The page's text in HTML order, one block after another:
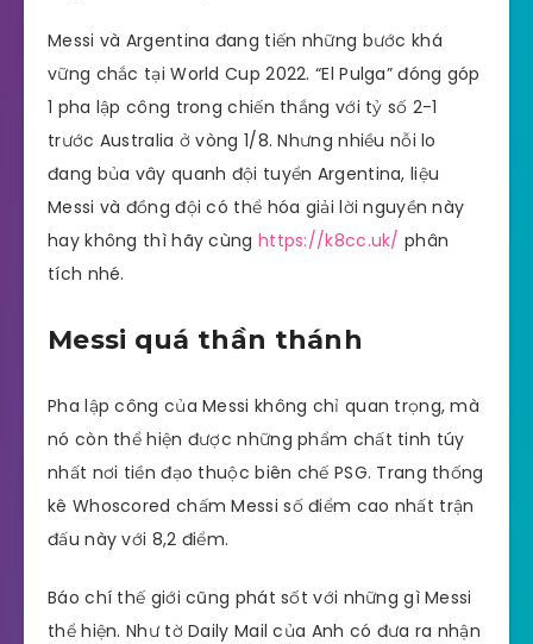
Messi và Argentina đang tiến những bước khá
vững chắc tại World Cup 2022. “El Pulga” đóng góp
1 pha lập công trong chiến thắng với tỷ số 2-1
trước Australia ở vòng 1/8. Nhưng nhiều nỗi lo
đang bủa vây quanh đội tuyển Argentina, liệu
Messi và đồng đội có thể hóa giải lời nguyền này
hay không thì hãy cùng https://k8cc.uk/ phân
tích nhé.
Messi quá thần thánh
Pha lập công của Messi không chỉ quan trọng, mà
nó còn thể hiện được những phẩm chất tinh túy
nhất nơi tiền đạo thuộc biên chế PSG. Trang thống
kê Whoscored chấm Messi số điểm cao nhất trận
đấu này với 8,2 điểm.
Báo chí thế giới cũng phát sốt với những gì Messi
thể hiện. Như tờ Daily Mail của Anh có đưa ra nhận